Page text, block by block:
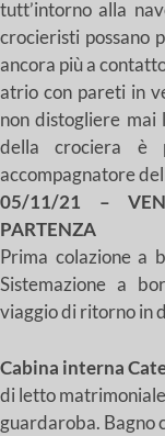
tutt’intorno alla
crocieristi possano
ancora più a
atrio con pareti in
non distogliere mai
della crociera è
accompagnatore
05/11/21 –
PARTENZA
Prima colazione a
Sistemazione a
viaggio di ritorno in
Cabina interna
di letto
guardaroba. Bagno